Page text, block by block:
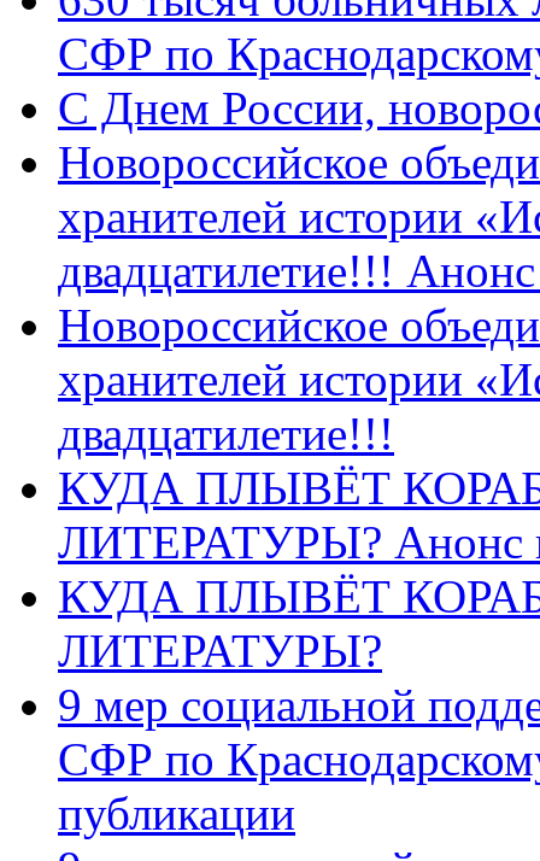
СФР по
C Днем России,
Новороссийское
хранителей истории
двадцатилетие!!!
Новороссийское
хранителей истории
двадцатилетие!!!
КУДА ПЛЫВЁТ
ЛИТЕРАТУРЫ? Анонс
КУДА ПЛЫВЁТ
ЛИТЕРАТУРЫ?
9 мер социальной
СФР по
публикации